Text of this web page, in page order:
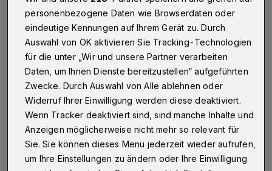
Wuppertal· Nach einem Zusammenstoß zwischen
einem Auto und einem Fußgänger am Mittwoch (15.
Juli 2020) auf dem Parkplatz eines Discounters an der
Rübenstraße in Heckinghausen sucht die Polizei nach
Zeugen.
16.07.2020 , 15:26 Uhr Eine Minute Lesezeit
personenbezogene Daten wie Browserdaten oder
eindeutige Kennungen auf Ihrem Gerät zu. Durch
Auswahl von OK aktivieren Sie Tracking-Technologien
für die unter „Wir und unsere Partner verarbeiten
Daten, um Ihnen Dienste bereitzustellen“ aufgeführten
Zwecke. Durch Auswahl von Alle ablehnen oder
Widerruf Ihrer Einwilligung werden diese deaktiviert.
Wenn Tracker deaktiviert sind, sind manche Inhalte und
Anzeigen möglicherweise nicht mehr so relevant für
Sie. Sie können dieses Menü jederzeit wieder aufrufen,
um Ihre Einstellungen zu ändern oder Ihre Einwilligung